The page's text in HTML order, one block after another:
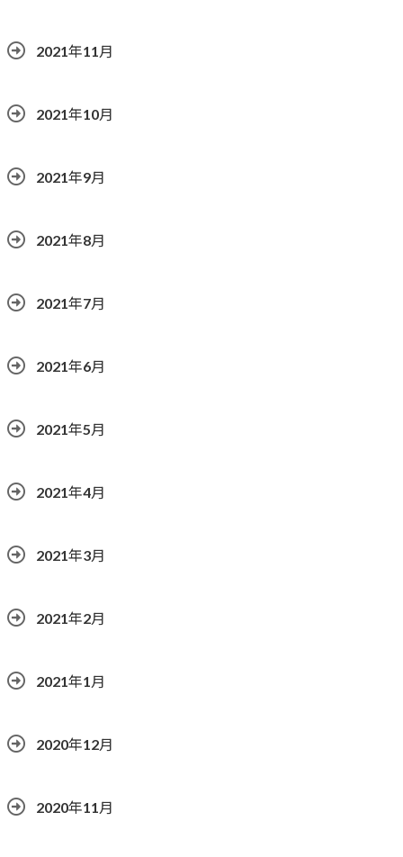
2021年11月
2021年10月
2021年9月
2021年8月
2021年7月
2021年6月
2021年5月
2021年4月
2021年3月
2021年2月
2021年1月
2020年12月
2020年11月